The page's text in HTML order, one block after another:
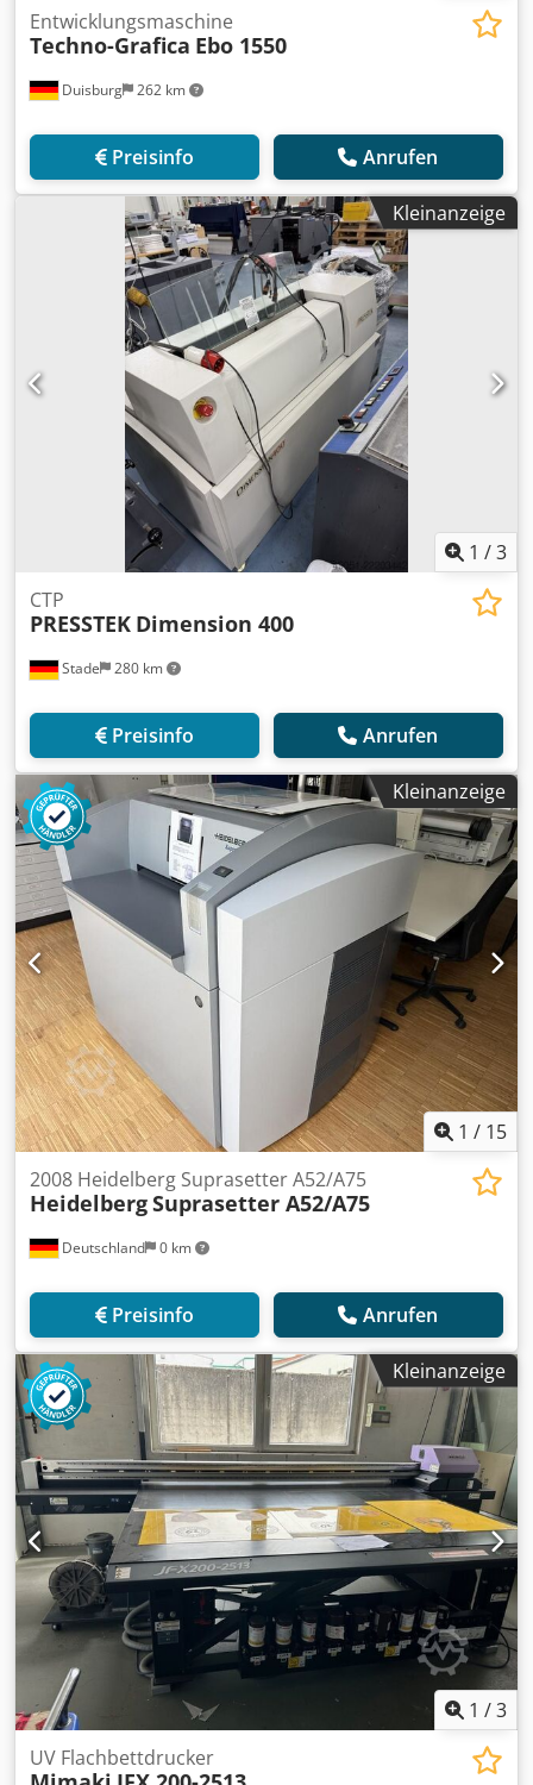
Duisburg 262 km
Entwicklungsmaschine
Techno-Grafica Ebo 1550
Preisinfo Anrufen
Kleinanzeige
1 /3
Stade 280 km
CTP
PRESSTEK Dimension 400
Preisinfo Anrufen
Kleinanzeige
1 / 15
Deutschland 0 km
2008 Heidelberg Suprasetter A52/A75
HeidelbergSuprasetter A52/A75
Preisinfo Anrufen
Kleinanzeige
1 /3
UV Flachbettdrucker